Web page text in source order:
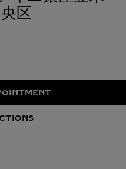
区